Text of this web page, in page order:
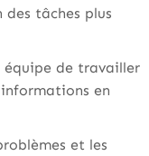
tâches plus
équipe de travailler
en
et les